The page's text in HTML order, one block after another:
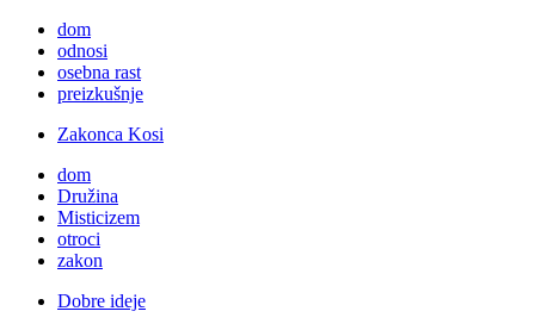
dom
odnosi
osebna rast
preizkušnje
Zakonca Kosi
dom
Družina
Misticizem
otroci
zakon
Dobre ideje